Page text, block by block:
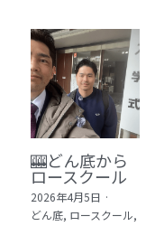
🎰どん底から
ロースクール
2026年4月5日 ·
どん底, ロースクール,